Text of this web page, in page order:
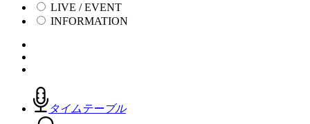
LIVE / EVENT
INFORMATION
タイムテーブル